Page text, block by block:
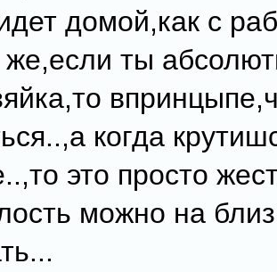
домой,как с
же,если ты
когда
это просто
можно на